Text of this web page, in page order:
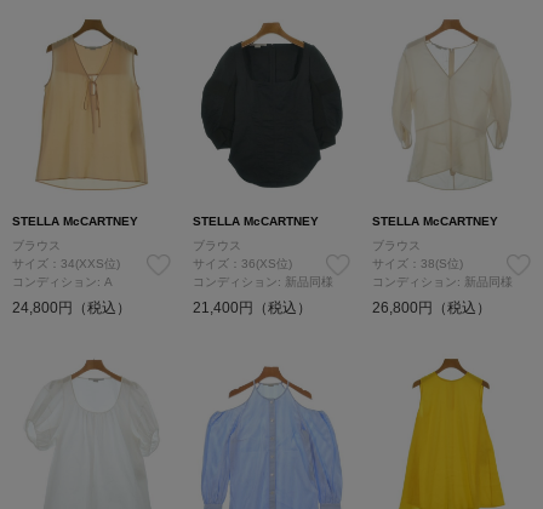
STELLA McCARTNEY
ブラウス
サイズ：34(XXS位)
コンディション: A
24,800円（税込）
STELLA McCARTNEY
ブラウス
サイズ：36(XS位)
コンディション: 新品同様
21,400円（税込）
STELLA McCARTNEY
ブラウス
サイズ：38(S位)
コンディション: 新品同様
26,800円（税込）